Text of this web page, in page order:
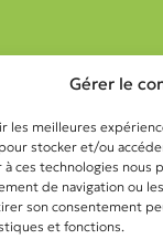
Gérer le
les meilleures
stocker et/ou
à ces technologies
de navigation ou
son consentement
et fonctions.